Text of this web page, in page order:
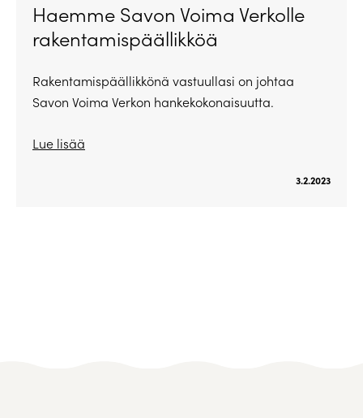
Haemme Savon Voima Verkolle
rakentamispäällikköä
Rakentamispäällikkönä vastuullasi on johtaa
Savon Voima Verkon hankekokonaisuutta.
Lue lisää
3.2.2023